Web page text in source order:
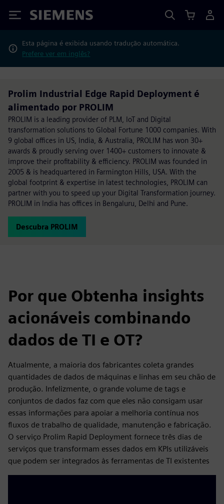
Siemens
Esta página é exibida usando tradução automática.
Prefere ver em inglês?
Prolim Industrial Edge Rapid Deployment é
alimentado por PROLIM
PROLIM is a leading provider of PLM, IoT and Digital
transformation solutions to Global Fortune 1000 companies. With
9 global offices in US, India, & Australia, PROLIM has won 30+
awards & proudly serving over 1400+ customers to innovate &
improve their profitability & efficiency. PROLIM was founded in
2005 & is headquartered in Farmington Hills, USA. With the
global footprint & expertise in latest technologies, PROLIM can
partner with you to speed up your Digital Transformation journey.
PROLIM in India has offices in Bengaluru, Delhi and Pune.
Descubra PROLIM
Por que Obtenha insights
acionáveis combinando
dados de TI e OT?
Atualmente, a maioria dos fabricantes coleta grandes
quantidades de dados de máquinas e linhas em seu chão de
produção. Infelizmente, o grande volume de tags e
conjuntos de dados faz com que eles não consigam usar
essas informações para apoiar a melhoria contínua nos
fluxos de trabalho de qualidade, manutenção e fabricação.
O serviço Prolim Rapid Deployment fornece três dias de
serviços que transformam esses dados em KPIs utilizáveis
que podem ser integrados às ferramentas de TI existentes